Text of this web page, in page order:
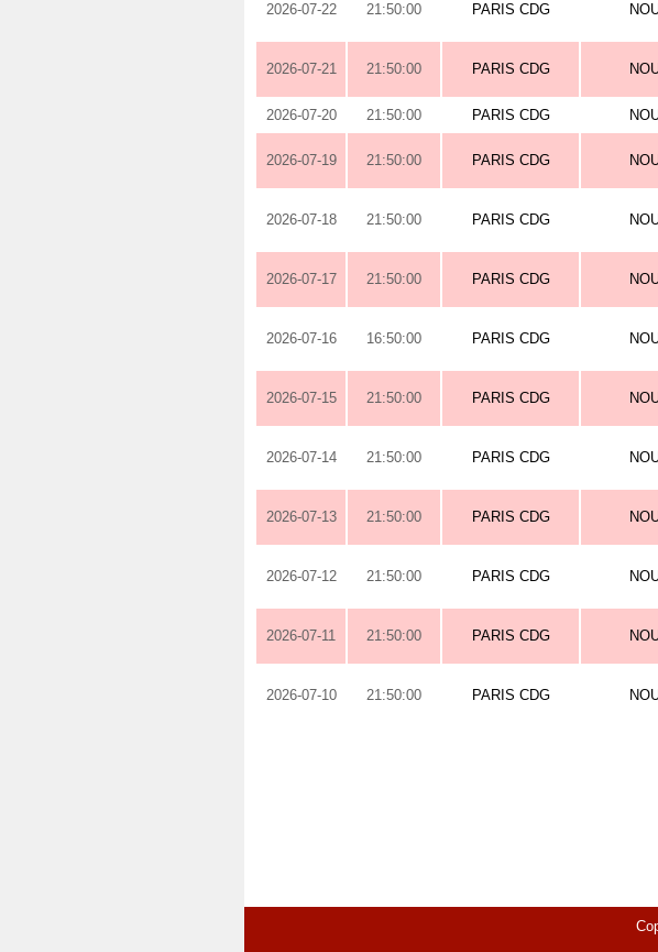
2026-07-22 21:50:00 PARIS CDG
2026-07-21 21:50:00 PARIS CDG
2026-07-20
21:50:00 PARIS CDG
2026-07-19 21:50:00 PARIS CDG
2026-07-18 21:50:00 PARIS CDG
2026-07-17 21:50:00 PARIS CDG
2026-07-16 16:50:00 PARIS CDG
2026-07-15 21:50:00 PARIS CDG
2026-07-14 21:50:00 PARIS CDG
2026-07-13 21:50:00 PARIS CDG
2026-07-12 21:50:00 PARIS CDG
2026-07-11 21:50:00 PARIS CDG
2026-07-10 21:50:00 PARIS CDG